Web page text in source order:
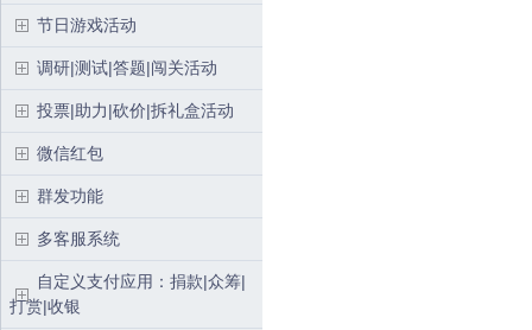
节日游戏活动
调研|测试|答题|闯关活动
投票|助力|砍价|拆礼盒活动
微信红包
群发功能
多客服系统
自定义支付应用：捐款|众筹|
打赏|收银